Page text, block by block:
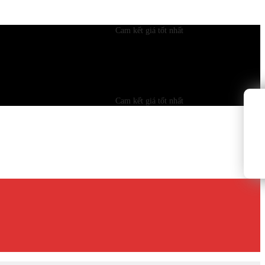
Cam kết giá tốt nhất
Cam kết giá tốt nhất